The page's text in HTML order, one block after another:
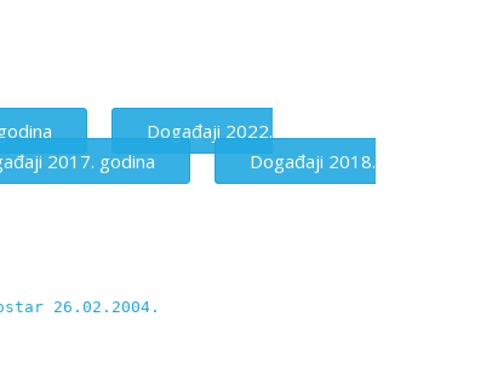
Događaji 2022.
2017. godina
Događaji 2018.
26.02.2004.